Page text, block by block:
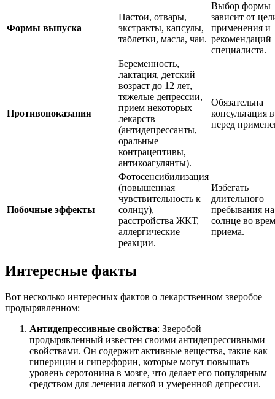
Формы выпуска
Настои, отвары,
экстракты, капсулы,
таблетки, масла, чаи.
Выбор формы
зависит от
применения и
рекомендаций
специалиста.
Противопоказания
Беременность,
лактация, детский
возраст до 12 лет,
тяжелые депрессии,
прием некоторых
лекарств
(антидепрессанты,
оральные
контрацептивы,
антикоагулянты).
Обязательна
консультация
перед
Побочные эффекты
Фотосенсибилизация
(повышенная
чувствительность к
солнцу),
расстройства ЖКТ,
аллергические
реакции.
Избегать
длительного
пребывания на
солнце во
приема.
Интересные факты
Вот несколько интересных фактов о лекарственном зверобое
продырявленном:
Антидепрессивные свойства: Зверобой
продырявленный известен своими антидепрессивными
свойствами. Он содержит активные вещества, такие как
гиперицин и гиперфорин, которые могут повышать
уровень серотонина в мозге, что делает его популярным
средством для лечения легкой и умеренной депрессии.